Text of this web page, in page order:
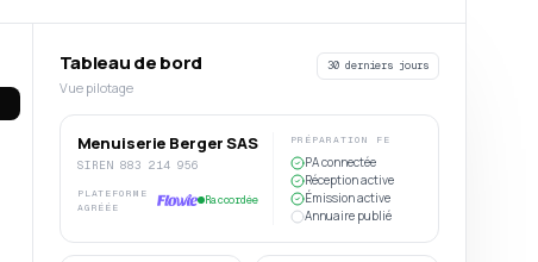
Tableau de bord
Vue pilotage
30 derniers jours
Menuiserie Berger SAS
SIREN 883 214 956
PLATEFORME
AGRÉÉE
Raccordée
PRÉPARATION FE
PA connectée
Réception active
Émission active
Annuaire publié